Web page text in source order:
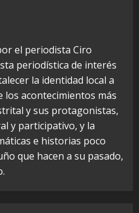
el periodista Ciro
periodística de interés
la identidad local a
los acontecimientos más
y sus protagonistas,
y participativo, y la
e historias poco
que hacen a su pasado,